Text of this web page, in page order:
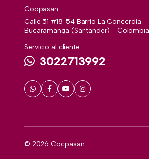
Coopasan
Calle 51 #18-54 Barrio La Concordia -
Bucaramanga (Santander) - Colombia
Servicio al cliente
3022713992
© 2026 Coopasan